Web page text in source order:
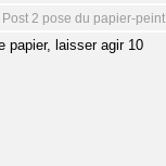
Post 2 pose du papier-peint
papier, laisser agir 10